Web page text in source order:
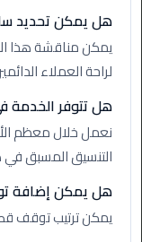
العرب
إلى
القاهرة
ليموزين
الهرم
من
مطار
هل يمكن تحديد
يمكن مناقشة هذا
لراحة العملاء
هل تتوفر الخدمة
نعمل خلال معظم
التنسيق المسبق في
هل يمكن إضافة
يمكن ترتيب توقف